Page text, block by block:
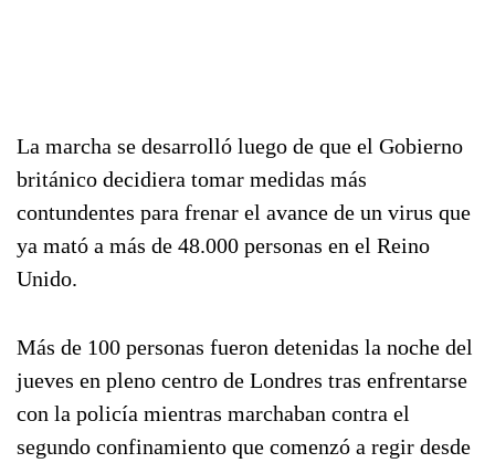
La marcha se desarrolló luego de que el Gobierno
británico decidiera tomar medidas más
contundentes para frenar el avance de un virus que
ya mató a más de 48.000 personas en el Reino
Unido.
Más de 100 personas fueron detenidas la noche del
jueves en pleno centro de Londres tras enfrentarse
con la policía mientras marchaban contra el
segundo confinamiento que comenzó a regir desde